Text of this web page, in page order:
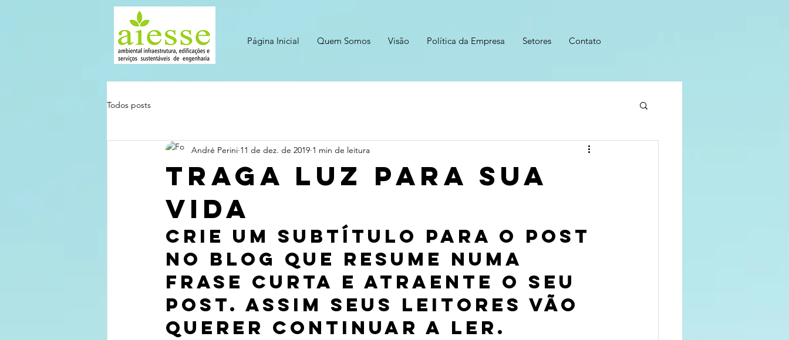
Página Inicial Quem Somos Visão Política da Empresa Setores Contato
Todos posts
Traga luz para sua
vida
André Perini 11 de dez. de 2019 1 min de leitura
Crie um subtítulo para o post
no blog que resume numa
frase curta e atraente o seu
post. Assim seus leitores vão
querer continuar a ler.